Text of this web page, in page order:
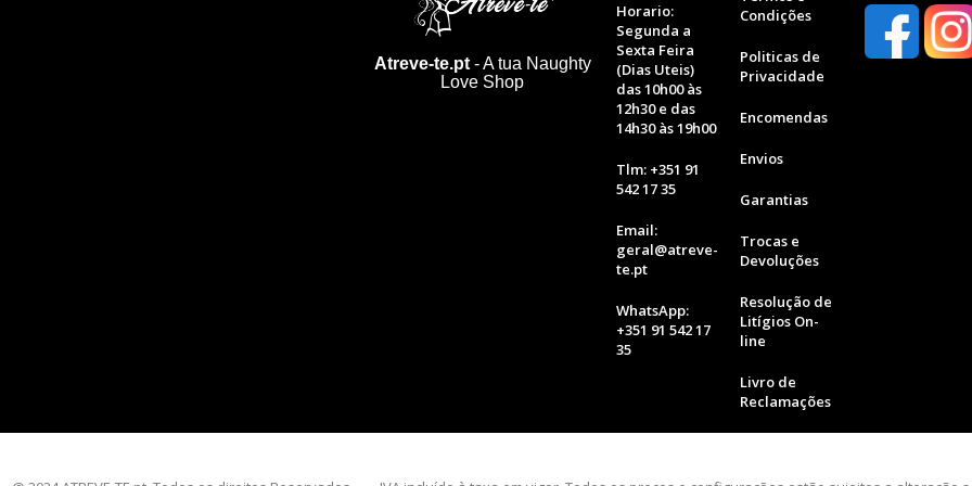
Atreve-te.pt- A tua Naughty
Love Shop
Horario:
Segunda a
Sexta Feira
(Dias Uteis)
das 10h00 às
12h30 e das
14h30 às 19h00
Tlm: +351 91
542 17 35
Email:
geral@atreve-
te.pt
WhatsApp:
+351 91 542 17
35
Condições
Politicas de
Privacidade
Encomendas
Envios
Garantias
Trocas e
Devoluções
Resolução de
Litígios On-
line
Livro de
Reclamações